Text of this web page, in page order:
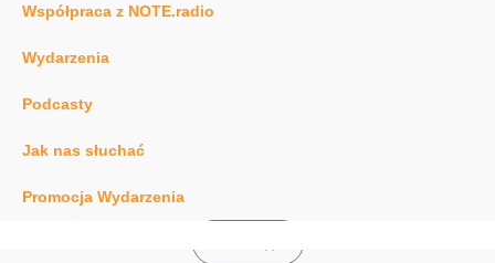
Współpraca z NOTE.radio
Wydarzenia
Podcasty
Jak nas słuchać
Promocja Wydarzenia